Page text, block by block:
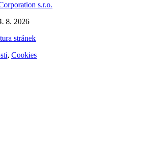
s.r.o.
8. 2026
stránek
, Cookies